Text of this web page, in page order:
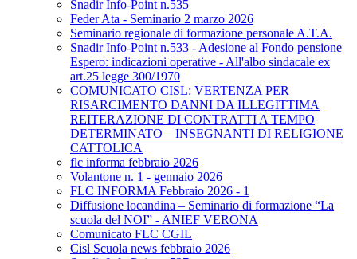
Snadir Info-Point n.535
Feder Ata - Seminario 2 marzo 2026
Seminario regionale di formazione personale A.T.A.
Snadir Info-Point n.533 - Adesione al Fondo pensione
Espero: indicazioni operative - All'albo sindacale ex
art.25 legge 300/1970
COMUNICATO CISL: VERTENZA PER
RISARCIMENTO DANNI DA ILLEGITTIMA
REITERAZIONE DI CONTRATTI A TEMPO
DETERMINATO – INSEGNANTI DI RELIGIONE
CATTOLICA
flc informa febbraio 2026
Volantone n. 1 - gennaio 2026
FLC INFORMA Febbraio 2026 - 1
Diffusione locandina – Seminario di formazione “La
scuola del NOI” - ANIEF VERONA
Comunicato FLC CGIL
Cisl Scuola news febbraio 2026